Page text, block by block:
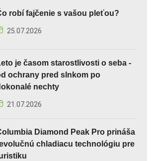
robí fajčenie s vašou pleťou?
25.07.2026
je časom starostlivosti o seba -
ochrany pred slnkom po
nechty
21.07.2026
Diamond Peak Pro prináša
chladiacu technológiu pre